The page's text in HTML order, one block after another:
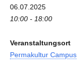
06.07.2025
10:00 - 18:00
Veranstaltungsort
Permakultur Campus